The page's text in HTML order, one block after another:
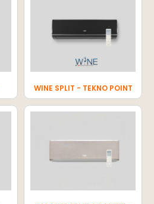
WINE SPLIT - TEKNO POINT